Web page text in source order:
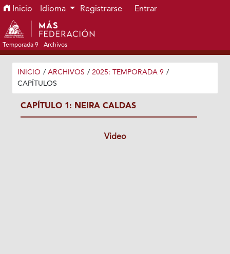
Ir al menú de navegación principal
Ir al contenido principal
Ir al pie de página del sitio
Inicio Idioma Registrarse Entrar
Temporada 9 Archivos
INICIO / ARCHIVOS / 2025: TEMPORADA 9 /
CAPÍTULOS
CAPÍTULO 1: NEIRA CALDAS
Video